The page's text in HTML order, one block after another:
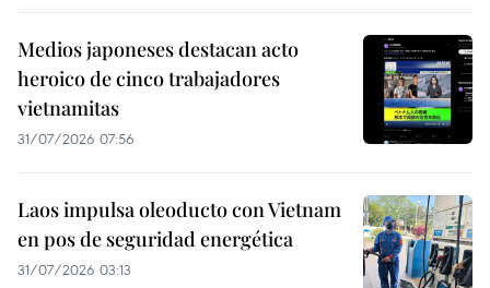
Medios japoneses destacan acto
heroico de cinco trabajadores
vietnamitas
31/07/2026 07:56
Laos impulsa oleoducto con Vietnam
en pos de seguridad energética
31/07/2026 03:13